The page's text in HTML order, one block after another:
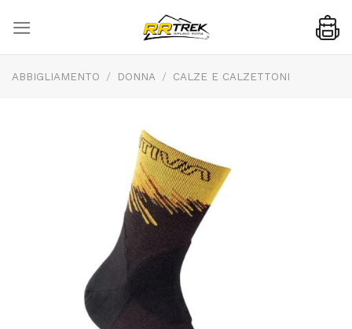
content
ABBIGLIAMENTO / DONNA / CALZE E CALZETTONI